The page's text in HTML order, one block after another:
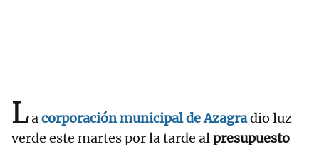
Lacorporación municipal de Azagradio luz
verde este martes por la tarde alpresupuesto